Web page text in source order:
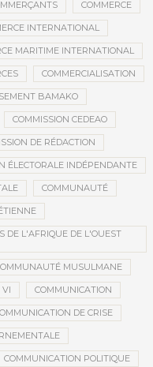
COMMERCE
INTERNATIONAL
MARITIME INTERNATIONAL
COMMERCIALISATION
BAMAKO
COMMISSION CEDEAO
DE RÉDACTION
ÉLECTORALE INDÉPENDANTE
COMMUNAUTÉ
DE L'AFRIQUE DE L'OUEST
MUSULMANE
VI COMMUNICATION
DE CRISE
COMMUNICATION POLITIQUE